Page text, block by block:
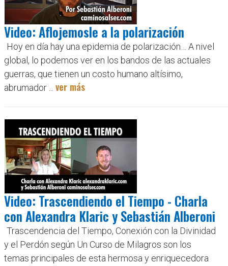
Video: Aflojemosle a la polarización
Hoy en día hay una epidemia de polarización… A nivel
global, lo podemos ver en los bandos de las actuales
guerras, que tienen un costo humano altísimo,
abrumador ... ver más
Video: Trascendiendo el Tiempo - Charla
con Alexandra Klaric y Sebastián Alberoni
Trascendencia del Tiempo, Conexión con la Divinidad
y el Perdón según Un Curso de Milagros son los
temas principales de esta hermosa y enriquecedora